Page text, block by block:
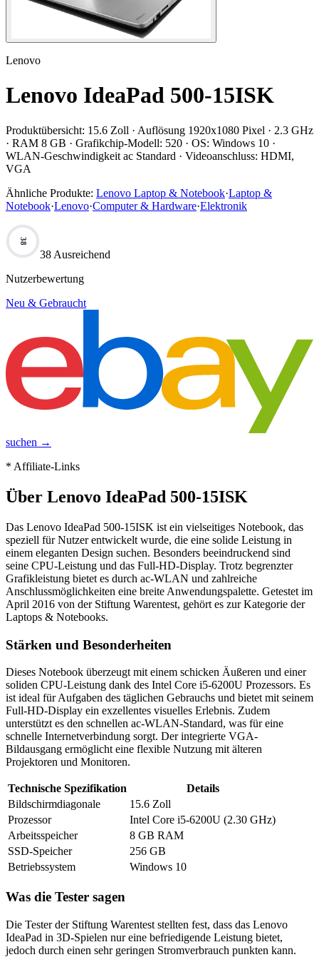
Lenovo
Lenovo IdeaPad 500-15ISK
Produktübersicht: 15.6 Zoll · Auflösung 1920x1080 Pixel · 2.3 GHz
· RAM 8 GB · Grafikchip-Modell: 520 · OS: Windows 10 ·
WLAN-Geschwindigkeit ac Standard · Videoanschluss: HDMI,
VGA
Ähnliche Produkte: Lenovo Laptop & Notebook·Laptop &
Notebook·Lenovo·Computer & Hardware·Elektronik
38
38 Ausreichend
Nutzerbewertung
Neu & Gebraucht
suchen →
* Affiliate-Links
Über Lenovo IdeaPad 500-15ISK
Das Lenovo IdeaPad 500-15ISK ist ein vielseitiges Notebook, das
speziell für Nutzer entwickelt wurde, die eine solide Leistung in
einem eleganten Design suchen. Besonders beeindruckend sind
seine CPU-Leistung und das Full-HD-Display. Trotz begrenzter
Grafikleistung bietet es durch ac-WLAN und zahlreiche
Anschlussmöglichkeiten eine breite Anwendungspalette. Getestet im
April 2016 von der Stiftung Warentest, gehört es zur Kategorie der
Laptops & Notebooks.
Stärken und Besonderheiten
Dieses Notebook überzeugt mit einem schicken Äußeren und einer
soliden CPU-Leistung dank des Intel Core i5-6200U Prozessors. Es
ist ideal für Aufgaben des täglichen Gebrauchs und bietet mit seinem
Full-HD-Display ein exzellentes visuelles Erlebnis. Zudem
unterstützt es den schnellen ac-WLAN-Standard, was für eine
schnelle Internetverbindung sorgt. Der integrierte VGA-
Bildausgang ermöglicht eine flexible Nutzung mit älteren
Projektoren und Monitoren.
Technische Spezifikation
Details
Bildschirmdiagonale
15.6 Zoll
Prozessor
Intel Core i5-6200U (2.30 GHz)
Arbeitsspeicher
8 GB RAM
SSD-Speicher
256 GB
Betriebssystem
Windows 10
Was die Tester sagen
Die Tester der Stiftung Warentest stellten fest, dass das Lenovo
IdeaPad in 3D-Spielen nur eine befriedigende Leistung bietet,
jedoch durch einen sehr geringen Stromverbrauch punkten kann.